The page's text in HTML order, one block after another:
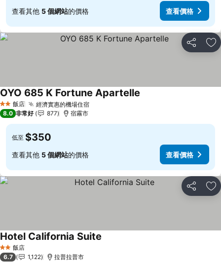
查看其他 5 個網站的價格 查看價格
分享 加
2 星級飯店 經濟實惠的機場住宿查看價格
OYO 685 K Fortune Apartelle
8.0 非常好 877 宿霧市
低至 $350
查看其他 5 個網站的價格 查看價格
分享 加
2 星級飯店
Hotel California Suite
6.7 1,122 拉普拉普市